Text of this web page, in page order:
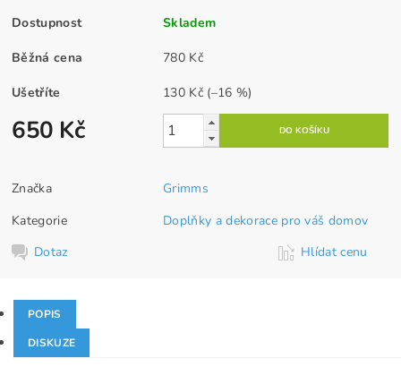
Dostupnost Skladem
Běžná cena 780 Kč
Ušetříte 130 Kč (–16 %)
650 Kč
Značka
Grimms
Kategorie
Doplňky a dekorace pro váš domov
Dotaz
Hlídat cenu
POPIS
DISKUZE